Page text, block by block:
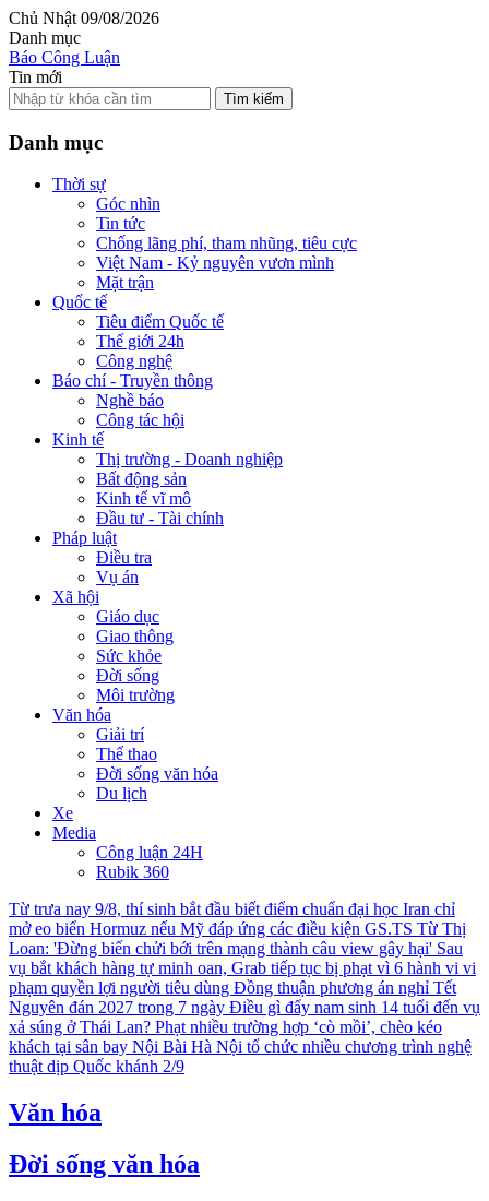
Chủ Nhật 09/08/2026
Danh mục
Báo Công Luận
Tin mới
Tìm kiếm
Danh mục
Thời sự
Góc nhìn
Tin tức
Chống lãng phí, tham nhũng, tiêu cực
Việt Nam - Kỷ nguyên vươn mình
Mặt trận
Quốc tế
Tiêu điểm Quốc tế
Thế giới 24h
Công nghệ
Báo chí - Truyền thông
Nghề báo
Công tác hội
Kinh tế
Thị trường - Doanh nghiệp
Bất động sản
Kinh tế vĩ mô
Đầu tư - Tài chính
Pháp luật
Điều tra
Vụ án
Xã hội
Giáo dục
Giao thông
Sức khỏe
Đời sống
Môi trường
Văn hóa
Giải trí
Thể thao
Đời sống văn hóa
Du lịch
Xe
Media
Công luận 24H
Rubik 360
Từ trưa nay 9/8, thí sinh bắt đầu biết điểm chuẩn đại học Iran chỉ
mở eo biển Hormuz nếu Mỹ đáp ứng các điều kiện GS.TS Từ Thị
Loan: 'Đừng biến chửi bới trên mạng thành câu view gây hại' Sau
vụ bắt khách hàng tự minh oan, Grab tiếp tục bị phạt vì 6 hành vi vi
phạm quyền lợi người tiêu dùng Đồng thuận phương án nghỉ Tết
Nguyên đán 2027 trong 7 ngày Điều gì đẩy nam sinh 14 tuổi đến vụ
xả súng ở Thái Lan? Phạt nhiều trường hợp ‘cò mồi’, chèo kéo
khách tại sân bay Nội Bài Hà Nội tổ chức nhiều chương trình nghệ
thuật dịp Quốc khánh 2/9
Văn hóa
Đời sống văn hóa